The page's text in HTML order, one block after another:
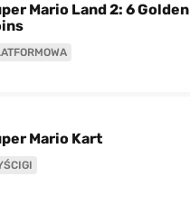
Mario Land 2: 6 Golden
Mario Kart